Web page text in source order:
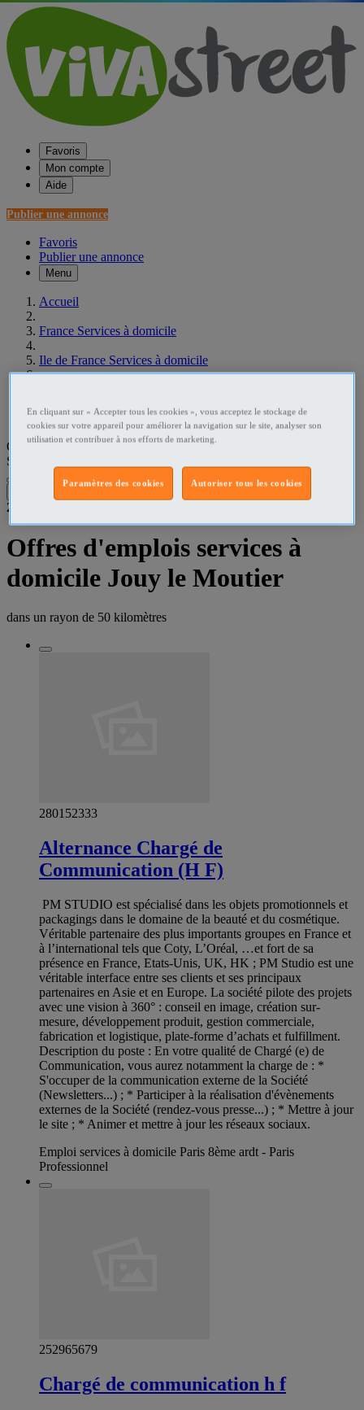
Favoris
Mon compte
Aide
Publier une annonce
Favoris
Publier une annonce
Menu
Accueil
France Services à domicile
Ile de France Services à domicile
Jouy le Moutier - 95280 Services à domicile
Que recherchez-vous ?
Services à domicile
2
Offres d'emplois services à
domicile Jouy le Moutier
dans un rayon de 50 kilomètres
280152333
Alternance Chargé de
Communication (H F)
PM STUDIO est spécialisé dans les objets promotionnels et
packagings dans le domaine de la beauté et du cosmétique.
Véritable partenaire des plus importants groupes en France et
à l’international tels que Coty, L’Oréal, …et fort de sa
présence en France, Etats-Unis, UK, HK ; PM Studio est une
véritable interface entre ses clients et ses principaux
partenaires en Asie et en Europe. La société pilote des projets
avec une vision à 360° : conseil en image, création sur-
mesure, développement produit, gestion commerciale,
fabrication et logistique, plate-forme d’achats et fulfillment.
Description du poste : En votre qualité de Chargé (e) de
Communication, vous aurez notamment la charge de : *
S'occuper de la communication externe de la Société
(Newsletters...) ; * Participer à la réalisation d'évènements
externes de la Société (rendez-vous presse...) ; * Mettre à jour
le site ; * Animer et mettre à jour les réseaux sociaux.
Emploi services à domicile Paris 8ème ardt - Paris
Professionnel
252965679
Chargé de communication h f
En cliquant sur « Accepter tous les cookies », vous acceptez le stockage de
cookies sur votre appareil pour améliorer la navigation sur le site, analyser son
utilisation et contribuer à nos efforts de marketing.
Autoriser tous les cookies
Paramètres des cookies